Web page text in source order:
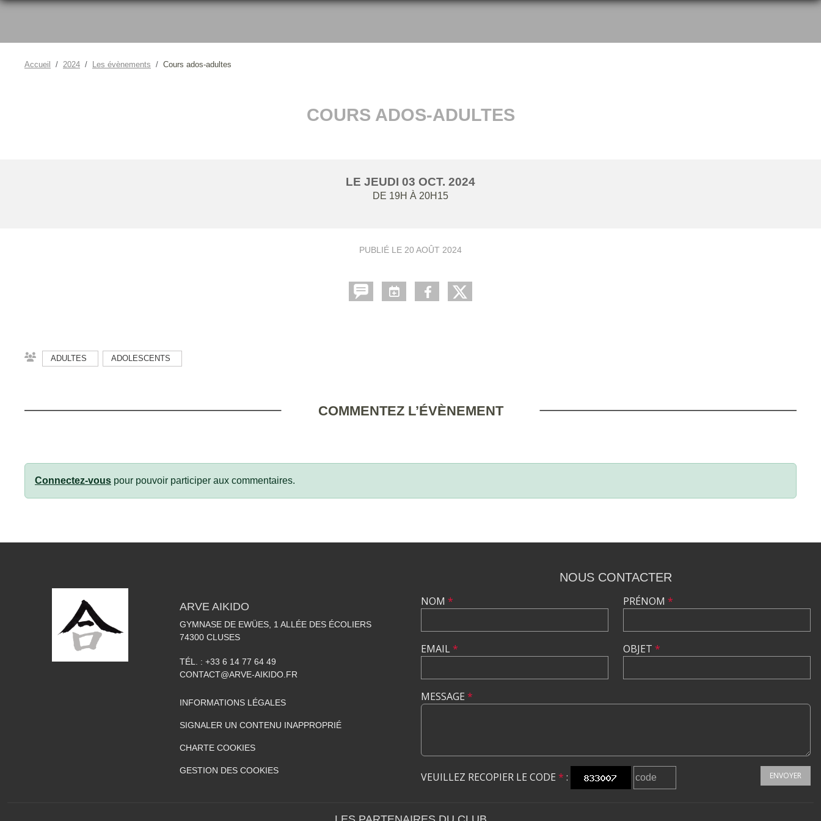
Accueil 2024 Les évènements Cours ados-adultes
COURS ADOS-ADULTES
LE JEUDI 03 OCT. 2024
DE 19H À 20H15
PUBLIÉ LE 20 AOÛT 2024
ADULTES ADOLESCENTS
COMMENTEZ L’ÉVÈNEMENT
Connectez-vous pour pouvoir participer aux commentaires.
ARVE AIKIDO
GYMNASE DE EWÜES, 1 ALLÉE DES ÉCOLIERS
74300 CLUSES
TÉL. : +33 6 14 77 64 49
CONTACT@ARVE-AIKIDO.FR
INFORMATIONS LÉGALES
SIGNALER UN CONTENU INAPPROPRIÉ
CHARTE COOKIES
GESTION DES COOKIES
NOUS CONTACTER
NOM *
EMAIL*
PRÉNOM *
OBJET *
MESSAGE *
VEUILLEZ RECOPIER LE CODE * : ENVOYER